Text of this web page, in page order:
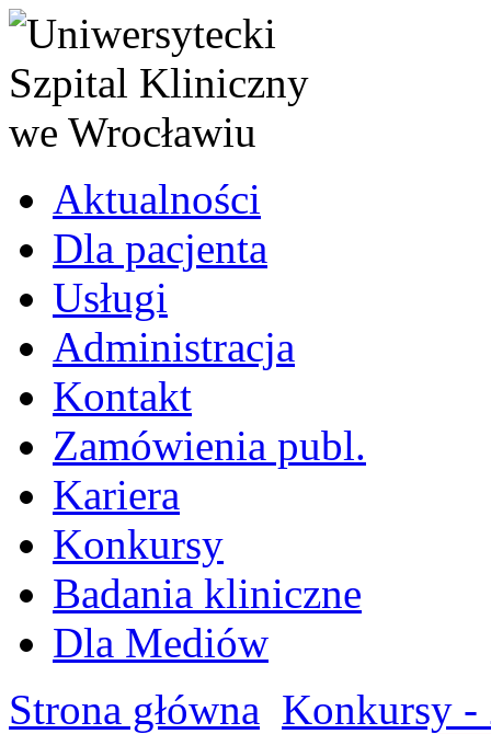
Aktualności
Dla pacjenta
Usługi
Administracja
Kontakt
Zamówienia publ.
Kariera
Konkursy
Badania kliniczne
Dla Mediów
Strona główna Konkursy -